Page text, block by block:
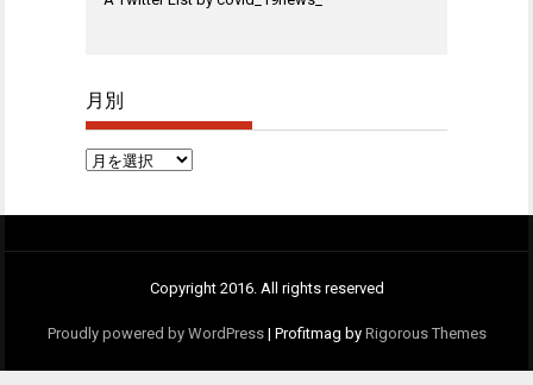
月別
月
Copyright 2016. All rights reserved
Proudly powered by WordPress | Profitmag by Rigorous Themes